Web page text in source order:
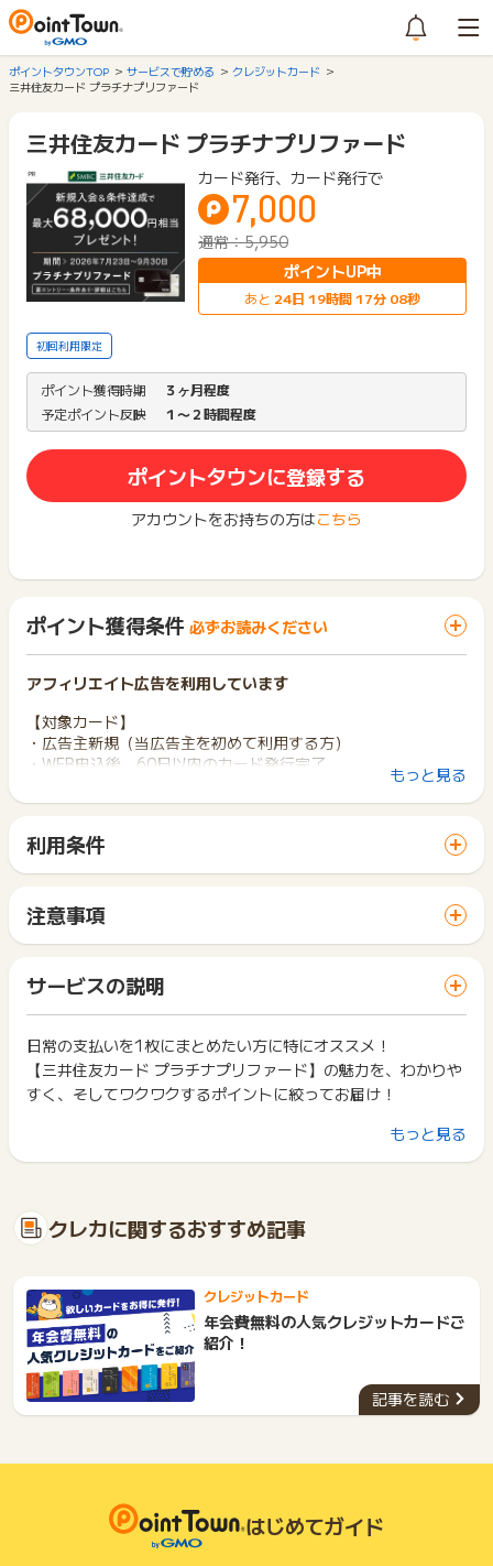
ポイントタウンTOP サービスで貯める
クレジットカード
三井住友カード プラチナプリファード
三井住友カード プラチナプリファード
カード発行、カード発行で
7,000
通常：5,950
ポイントUP中
あと 24日 19時間17分 08秒
初回利用限定
ポイント獲得時期
３ヶ月程度
予定ポイント反映
１〜２時間程度
ポイントタウンに登録する
アカウントをお持ちの方はこちら
ポイント獲得条件 必ずお読みください
アフィリエイト広告を利用しています
【対象カード】
・広告主新規（当広告主を初めて利用する方）
・WEB申込後、60日以内のカード発行完了
・対象カード：三井住友カード プラチナプリファード
※他三井住友カードの券種をお持ちの方でも、三井住友カード
ます
※既に家族カードをお持ちの場合でも、ご本人名義の本カード発
※「即時発行」も「通常発行」もどちらでも対象となります
即時発行：カードの到着を待たず、電話認証で最短10秒でカ
ードが利用可能（※即時発行できない場合がります）
通常発行：カードが手元に到着し、Vpassアプリダウンロー
ド後カード利用可能
【獲得対象外】
※不備･不正･虚偽･重複･いたずら･キャンセル
※カード発行に至らなかった場合
※同一ユーザーの二回目以降の発券
※既に三井住友カード プラチナプリファードのクレジットカー
ドをお持ちの場合
※ポイント付与時点でカードを解約している場合
※三井住友カード プラチナプリファードのお申込みではなかっ
※スポンサーに正常な申込みでないと判断された場合
※同一IPからの2回目以降のお申込み
※即時審査（一時的なカードショッピングのご利用枠（ご利用可
能額：5万円））のみ通過の場合
※三井住友カードが主催する「ご紹介特典」を利用したお申込み
の場合
お問い合わせの際は申し込み番号が必須となります。
申込完了メールに記載されておりますので、破棄しないようお
もっと見る
利用条件
サイトに移動してからお申し込みやお買い物が完了するまでの
間に、同じブラウザ（※）で他のサイトに移動した場合はポイン
ト獲得ができません。
ス・お買い物利用時で、デバイス・ブラウザが異なる場合はポ
イント獲得ができません。
2回以上同じお買い物・サービスをご利用される場合は、毎回
ポイントタウンに戻り、「 カード発行でポイントGET 」ボタ
ンを押してからご利用ください。
下記の事項に該当する場合、広告主側で対象外とみなし、「獲
・他のポイントサイトや比較サイト、検索サイトなどを経由し
て一度でも同サービス・お買い物を利用されたことがある場合
サービス・お買い物利用時にお電話など2つ以上の申し込み方
法がある場合、必ずサイト上のWEBフォームからお申し込みく
ださい。
各サービス・お買い物に掲載されている獲得条件を必ずよくお
読みください。
了などのメールは、ポイント獲得するまで必ず保管してくださ
獲得待ち・獲得失敗の状態でお問い合わせされる際に、該当の
メールを送っていただく場合がございます。
そのため、紛失・破棄された場合は対応いたしかねますので、
注意事項
一部のサービスにつきましては、1商品につき10円単位の金額
は切り捨てとなります。
ポイント獲得が1ポイント未満のものは切り捨てとなり、ポイ
ント履歴には記載されません。
原則として広告主側のポイント等を利用して支払われた金額分
につきましては、ポイントタウンのポイント獲得の対象には含
まれません。
広告主が運営しているサービスの都合もしくは会員様の都合で
商品の交換や一部でもキャンセルされた場合、ポイントが無効
になる可能性もございます。
ン期間が予告なしに変更される場合がございますが、ご利用さ
れた時点の条件が適用されます。
条件を達成しているかどうかは各広告主ではなく、代理店が行
ません。
そのため、ポイントタウンのポイントに関するお問い合わせを
広告主様に直接行わないようお願いいたします。
掲載中のプログラムの掲載終了日はあくまで予定となってお
り、急遽終了となる場合がございます。
広告に遷移しない場合は掲載が終了となっておりポイントが獲
得できませんので、ご注意くださいませ。
サービスの説明
日常の支払いを1枚にまとめたい方に特にオススメ！
【三井住友カード プラチナプリファード】の魅力を、わかりや
すく、そしてワクワクするポイントに絞ってお届け！
三井住友カード プラチナプリファードは、なんといってもポイ
基本還元率が1%なので、使えば使うほどポイントがザクザク貯
まります！さらに、宿泊予約サイト・ふるさと納税サイト等の
②年間100万円利用でボーナスポイントプレゼント
年間100万円以上利用すると、100万円ごとに10,000Vポイン
トがプレゼントされます。※1
最大40,000Vポイントまでゲットできるチャンス！普段の買い
物や支払いをこのカードに集約させるだけで、ポイントがどん
SBI証券のクレカ積立で、最大5.0%のポイントが付与されま
資産運用を考えている方にもピッタリの特典です。！
もっと見る
クレカに関するおすすめ記事
クレジットカード
年会費無料の人気クレジットカードご
紹介！
記事を読む
はじめてガイド